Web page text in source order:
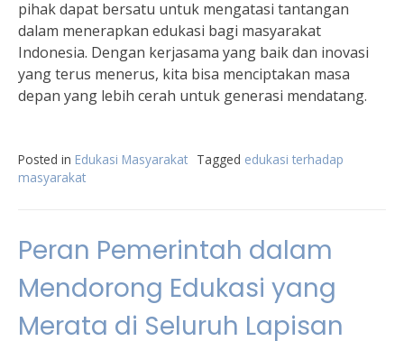
pihak dapat bersatu untuk mengatasi tantangan
dalam menerapkan edukasi bagi masyarakat
Indonesia. Dengan kerjasama yang baik dan inovasi
yang terus menerus, kita bisa menciptakan masa
depan yang lebih cerah untuk generasi mendatang.
Posted in Edukasi Masyarakat Tagged edukasi terhadap
masyarakat
Peran Pemerintah dalam
Mendorong Edukasi yang
Merata di Seluruh Lapisan